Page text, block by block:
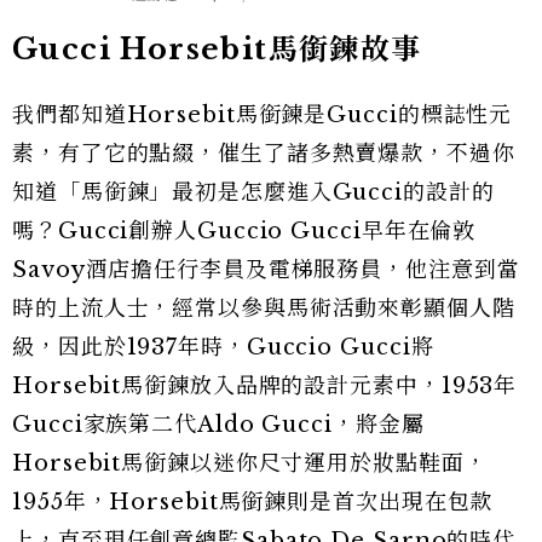
Gucci Horsebit馬銜鍊故事
我們都知道Horsebit馬銜鍊是Gucci的標誌性元
素，有了它的點綴，催生了諸多熱賣爆款，不過你
知道「馬銜鍊」最初是怎麼進入Gucci的設計的
嗎？Gucci創辦人Guccio Gucci早年在倫敦
Savoy酒店擔任行李員及電梯服務員，他注意到當
時的上流人士，經常以參與馬術活動來彰顯個人階
級，因此於1937年時，Guccio Gucci將
Horsebit馬銜鍊放入品牌的設計元素中，1953年
Gucci家族第二代Aldo Gucci，將金屬
Horsebit馬銜鍊以迷你尺寸運用於妝點鞋面，
1955年，Horsebit馬銜鍊則是首次出現在包款